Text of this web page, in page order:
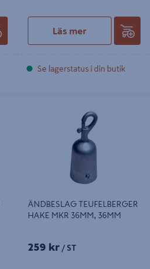
Läs mer
Se lagerstatus i din butik
HAKE MKR 36MM, 36MM
ÄNDBESLAG TEUFELBERGER
HAKE MKR 36MM, 36MM
259 kr / ST